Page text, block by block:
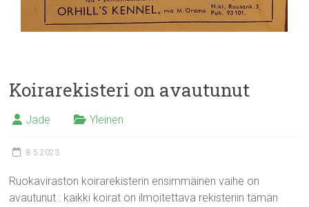
Koirarekisteri on avautunut
Jade Yleinen
8.5.2023
Ruokaviraston koirarekisterin ensimmäinen vaihe on
avautunut : kaikki koirat on ilmoitettava rekisteriin tämän